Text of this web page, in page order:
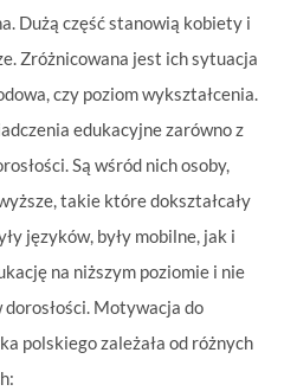
Dużą część stanowią kobiety i
Zróżnicowana jest ich sytuacja
czy poziom wykształcenia.
edukacyjne zarówno z
Są wśród nich osoby,
takie które dokształcały
języków, były mobilne, jak i
na niższym poziomie i nie
dorosłości. Motywacja do
polskiego zależała od różnych